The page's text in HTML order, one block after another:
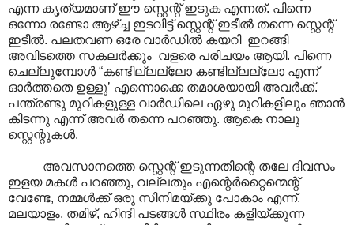
എന്ന കൃത്യമാണ് ഈ സ്റ്റെന്റ് ഇടുക എന്നത്. പിന്നെ
ഒന്നോ രണ്ടോ ആഴ്ച്ച ഇടവിട്ട് സ്റ്റെന്റ് ഇടീൽ തന്നെ സ്റ്റെന്റ്
ഇടീൽ. പലതവണ ഒരേ വാർഡിൽ കയറി ഇറങ്ങി
അവിടത്തെ സകലർക്കും വളരെ പരിചയം ആയി. പിന്നെ
ചെല്ലുമ്പോൾ “കണ്ടില്ലല്ലോ കണ്ടില്ലല്ലോ എന്ന്
ഓർത്തതെ ഉള്ളു’ എന്നൊക്കെ തമാശയായി അവർക്ക്.
പന്ത്രണ്ടു മുറികളുള്ള വാർഡിലെ ഏഴു മുറികളിലും ഞാൻ
കിടന്നു എന്ന് അവർ തന്നെ പറഞ്ഞു. ആകെ നാലു
സ്റ്റെന്റുകൾ.
അവസാനത്തെ സ്റ്റെന്റ് ഇടുന്നതിന്റെ തലേ ദിവസം
ഇളയ മകൾ പറഞ്ഞു, വല്ലതും എന്റെർറ്റൈന്മെന്റ്
വേണ്ടേ, നമ്മൾക്ക് ഒരു സിനിമയ്ക്കു പോകാം എന്ന്.
മലയാളം, തമിഴ്, ഹിന്ദി പടങ്ങൾ സ്ഥിരം കളിയ്ക്കുന്ന